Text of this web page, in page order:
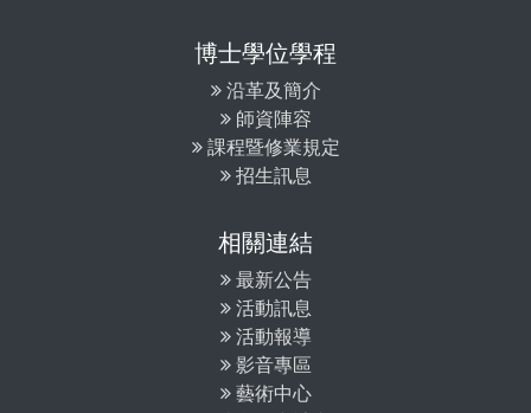
博士學位學程
沿革及簡介
師資陣容
課程暨修業規定
招生訊息
相關連結
最新公告
活動訊息
活動報導
影音專區
藝術中心